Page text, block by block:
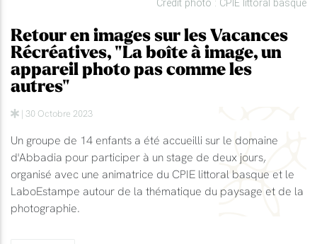
Crédit photo : CPIE littoral basque
Retour en images sur les Vacances
Récréatives, "La boîte à image, un
appareil photo pas comme les
autres"
| 30 Octobre 2023
Un groupe de 14 enfants a été accueilli sur le domaine
d'Abbadia pour participer à un stage de deux jours,
organisé avec une animatrice du CPIE littoral basque et le
LaboEstampe autour de la thématique du paysage et de la
photographie.